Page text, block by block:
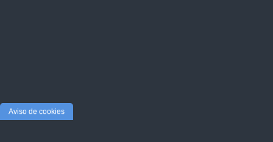
Aviso de cookies